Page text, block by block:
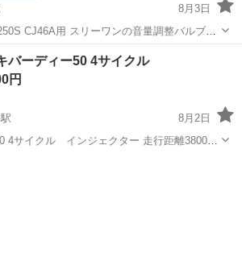
8月3日
CJ46A用 スリーワンの音量調整バルブが
イヤー動きますが写真の通りほつれがありま
も問題なく動きます。 ガリ傷、凹みあるので
駅 スズキ スカイウェイブ
スズキバーディー50 4サイクル
円
8月2日